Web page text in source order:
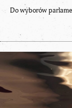
Do wyborów